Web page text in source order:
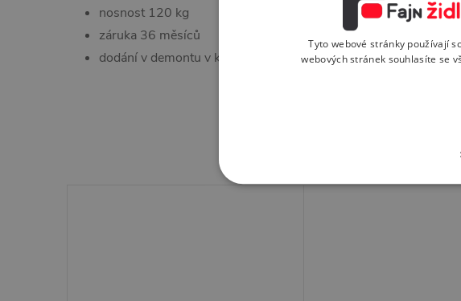
nosnost 120 kg
záruka 36 měsíců
dodání v demontu v kartonu
Tyto webové stránky používají
webových stránek souhlasíte se